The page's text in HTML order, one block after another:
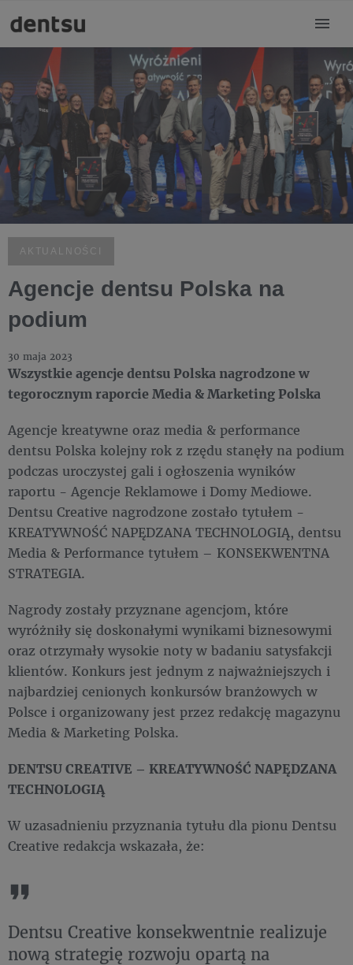
AKTUALNOŚCI
Agencje dentsu Polska na
podium
30 maja 2023
Wszystkie agencje dentsu Polska nagrodzone w
tegorocznym raporcie Media & Marketing Polska
Agencje kreatywne oraz media & performance
dentsu Polska kolejny rok z rzędu stanęły na podium
podczas uroczystej gali i ogłoszenia wyników
raportu - Agencje Reklamowe i Domy Mediowe.
Dentsu Creative nagrodzone zostało tytułem -
KREATYWNOŚĆ NAPĘDZANA TECHNOLOGIĄ, dentsu
Media & Performance tytułem – KONSEKWENTNA
STRATEGIA.
Nagrody zostały przyznane agencjom, które
wyróżniły się doskonałymi wynikami biznesowymi
oraz otrzymały wysokie noty w badaniu satysfakcji
klientów. Konkurs jest jednym z najważniejszych i
najbardziej cenionych konkursów branżowych w
Polsce i organizowany jest przez redakcję magazynu
Media & Marketing Polska.
DENTSU CREATIVE – KREATYWNOŚĆ NAPĘDZANA
TECHNOLOGIĄ
W uzasadnieniu przyznania tytułu dla pionu Dentsu
Creative redakcja wskazała, że:
Dentsu Creative konsekwentnie realizuje
nową strategię rozwoju opartą na